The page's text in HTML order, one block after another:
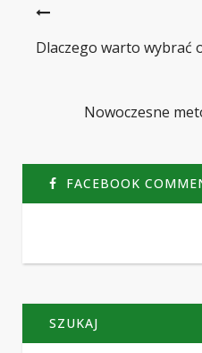
Dlaczego warto wybrać
Nowoczesne
FACEBOOK
SZUKAJ